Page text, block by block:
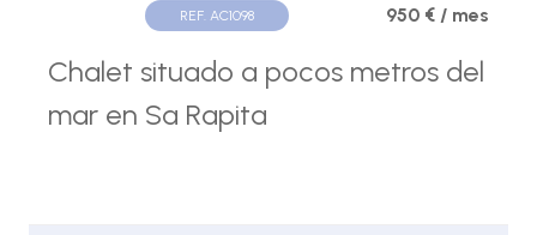
REF. AC1098 950 € / mes
Chalet situado a pocos metros del
mar en Sa Rapita